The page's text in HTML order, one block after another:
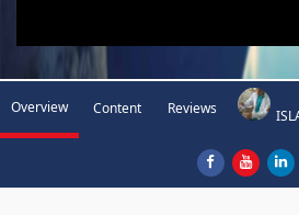
Overview Content Reviews